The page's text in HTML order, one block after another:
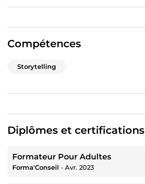
Compétences
Storytelling
Diplômes et certifications
Formateur Pour Adultes
Forma'Conseil ‐ Avr. 2023